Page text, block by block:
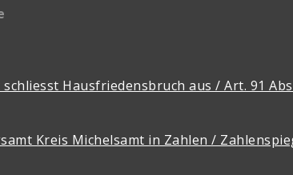
Hausfriedensbruch aus / Art. 91 Abs.
Kreis Michelsamt in Zahlen /